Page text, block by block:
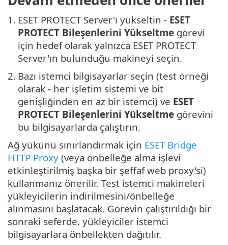
1. ESET PROTECT Server'ı yükseltin - ESET
PROTECT Bileşenlerini Yükseltme görevi
için hedef olarak yalnızca ESET PROTECT
Server'ın bulunduğu makineyi seçin.
2. Bazı istemci bilgisayarlar seçin (test örneği
olarak - her işletim sistemi ve bit
genişliğinden en az bir istemci) ve ESET
PROTECT Bileşenlerini Yükseltme görevini
bu bilgisayarlarda çalıştırın.
Ağ yükünü sınırlandırmak için ESET Bridge
HTTP Proxy (veya önbelleğe alma işlevi
etkinleştirilmiş başka bir şeffaf web proxy'si)
kullanmanız önerilir. Test istemci makineleri
yükleyicilerin indirilmesini/önbelleğe
alınmasını başlatacak. Görevin çalıştırıldığı bir
sonraki seferde, yükleyiciler istemci
bilgisayarlara önbellekten dağıtılır.